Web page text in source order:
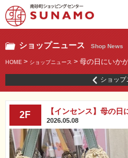
ショップニュース Shop News
HOME> ショップニュース > 母の日にいか
ショップ
2F 【インセンス】母の
2026.05.08